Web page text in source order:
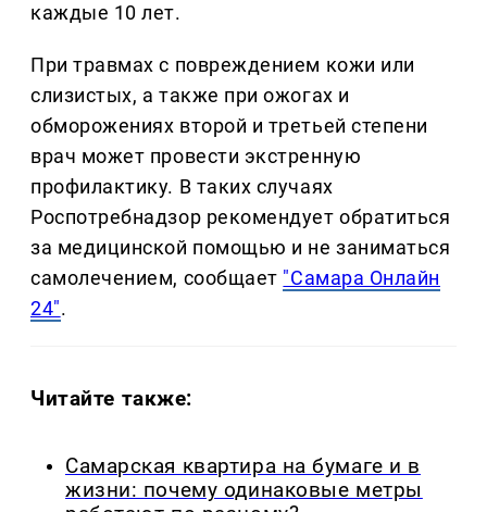
каждые 10 лет.
При травмах с повреждением кожи или
слизистых, а также при ожогах и
обморожениях второй и третьей степени
врач может провести экстренную
профилактику. В таких случаях
Роспотребнадзор рекомендует обратиться
за медицинской помощью и не заниматься
самолечением, сообщает "Самара Онлайн
24".
Читайте также:
Самарская квартира на бумаге и в
жизни: почему одинаковые метры